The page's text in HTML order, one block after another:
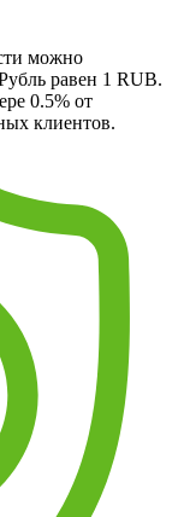
можно
равен 1 RUB.
0.5% от
клиентов.